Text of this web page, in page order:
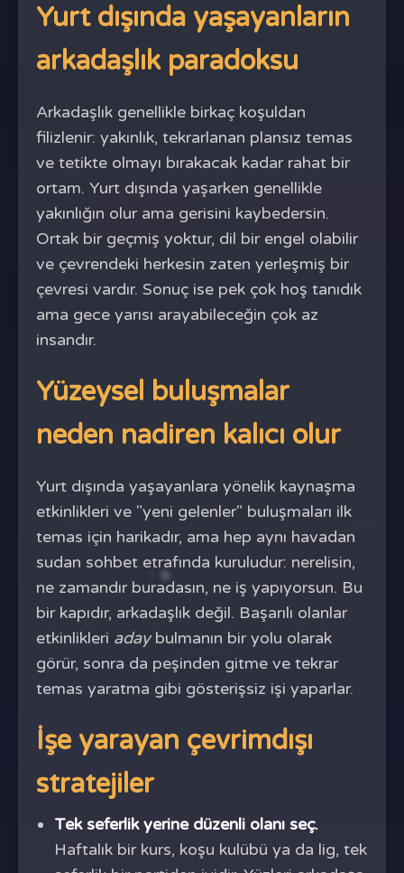
Yurt dışında yaşayanların
arkadaşlık paradoksu
Arkadaşlık genellikle birkaç koşuldan
filizlenir: yakınlık, tekrarlanan plansız temas
ve tetikte olmayı bırakacak kadar rahat bir
ortam. Yurt dışında yaşarken genellikle
yakınlığın olur ama gerisini kaybedersin.
Ortak bir geçmiş yoktur, dil bir engel olabilir
ve çevrendeki herkesin zaten yerleşmiş bir
çevresi vardır. Sonuç ise pek çok hoş tanıdık
ama gece yarısı arayabileceğin çok az
insandır.
Yüzeysel buluşmalar
neden nadiren kalıcı olur
Yurt dışında yaşayanlara yönelik kaynaşma
etkinlikleri ve "yeni gelenler" buluşmaları ilk
temas için harikadır, ama hep aynı havadan
sudan sohbet etrafında kuruludur: nerelisin,
ne zamandır buradasın, ne iş yapıyorsun. Bu
bir kapıdır, arkadaşlık değil. Başarılı olanlar
etkinlikleri adaybulmanın bir yolu olarak
görür, sonra da peşinden gitme ve tekrar
temas yaratma gibi gösterişsiz işi yaparlar.
İşe yarayan çevrimdışı
stratejiler
Tek seferlik yerine düzenli olanı seç.
Haftalık bir kurs, koşu kulübü ya da lig, tek